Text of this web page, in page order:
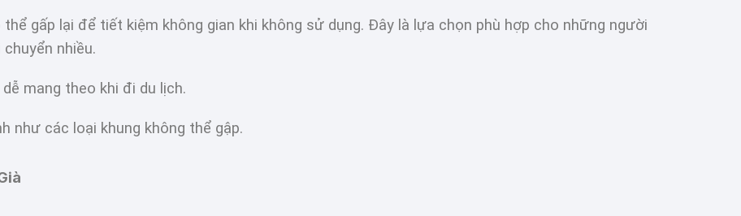
thể gấp lại để tiết kiệm không gian khi không sử dụng. Đây là lựa chọn phù hợp cho những người
nhiều.
mang theo khi đi du lịch.
như các loại khung không thể gập.